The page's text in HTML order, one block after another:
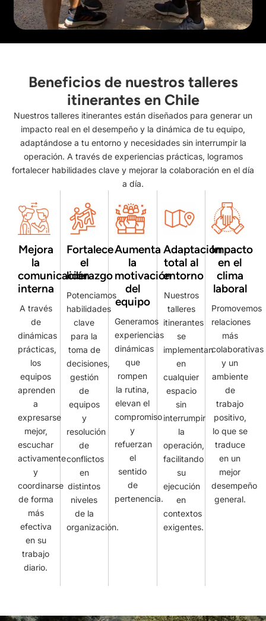
Beneficios de nuestros talleres
itinerantes en Chile
Nuestros talleres itinerantes están diseñados para generar un
impacto real en el desempeño y la dinámica de tu equipo,
adaptándose a tu entorno y necesidades sin interrumpir la
operación. A través de experiencias prácticas, logramos
fortalecer habilidades clave y mejorar la colaboración en el día
a día.
Mejora
la
comunicación
interna
A través
de
dinámicas
prácticas,
los
equipos
aprenden
a
expresarse
mejor,
escuchar
activamente
y
coordinarse
de forma
más
efectiva
en su
trabajo
diario.
Fortalece
el
liderazgo
Potenciamos
habilidades
clave
para la
toma de
decisiones,
gestión
de
equipos
y
resolución
de
conflictos
en
distintos
niveles
de la
organización.
Aumenta
la
motivación
del
equipo
Generamos
experiencias
dinámicas
que
rompen
la rutina,
elevan el
compromiso
y
refuerzan
el
sentido
de
pertenencia.
Adaptación
total al
entorno
Nuestros
talleres
itinerantes
se
implementan
en
cualquier
espacio
sin
interrumpir
la
operación,
facilitando
su
ejecución
en
contextos
exigentes.
Impacto
en el
clima
laboral
Promovemos
relaciones
más
colaborativas
y un
ambiente
de
trabajo
positivo,
lo que se
traduce
en un
mejor
desempeño
general.